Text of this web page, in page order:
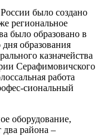
было создано
региональное
было образовано в
образования
казначейства
Серафимовичского
работа
сиональный
оборудование,
два района –